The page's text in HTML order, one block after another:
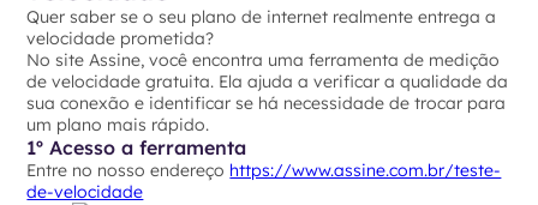
Quer saber se o seu plano de internet realmente entrega a
velocidade prometida?
No site Assine, você encontra uma ferramenta de medição
de velocidade gratuita. Ela ajuda a verificar a qualidade da
sua conexão e identificar se há necessidade de trocar para
um plano mais rápido.
1º Acesso a ferramenta
Entre no nosso endereço https://www.assine.com.br/teste-
de-velocidade